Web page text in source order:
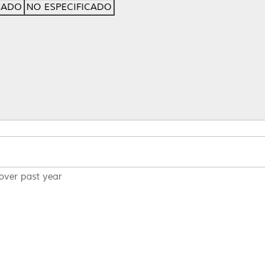
NO ESPECIFICADO
past year